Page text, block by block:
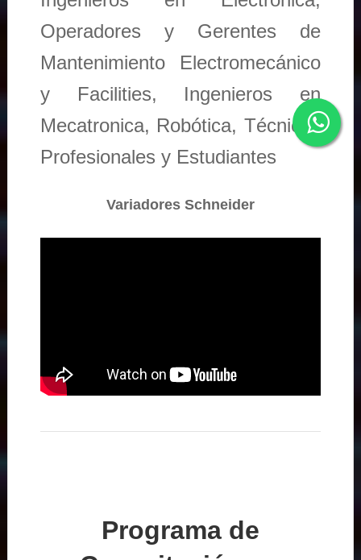
Operadores y Gerentes de
Mantenimiento Electromecánico
y Facilities, Ingenieros en
Mecatronica, Robótica, Técnicos
Profesionales y Estudiantes
Variadores Schneider
Programa de